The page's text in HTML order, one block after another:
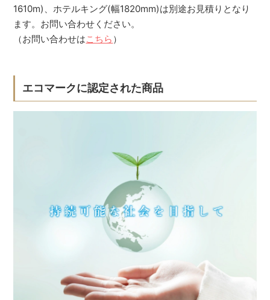
1610m)、ホテルキング(幅1820mm)は別途お見積りとなり
ます。お問い合わせください。
（お問い合わせはこちら ）
エコマークに認定された商品